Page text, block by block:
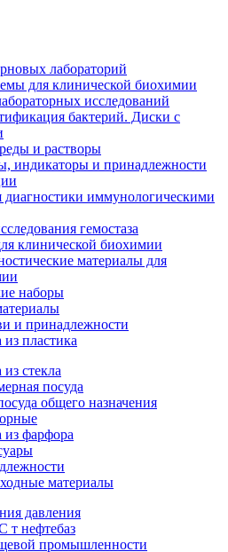
лабораторий
для клинической биохимии
исследований
бактерий. Диски с
и растворы
индикаторы и принадлежности
иммунологическими
гемостаза
клинической биохимии
материалы для
наборы
и принадлежности
из пластика
стекла
посуда
общего назначения
из фарфора
материалы
давления
т нефтебаз
промышленности